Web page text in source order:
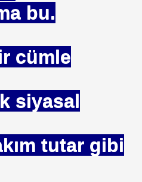
bu.
cümle
siyasal
tutar gibi
.
DOĞRU YOL .